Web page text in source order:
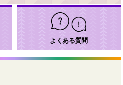
よくある質問